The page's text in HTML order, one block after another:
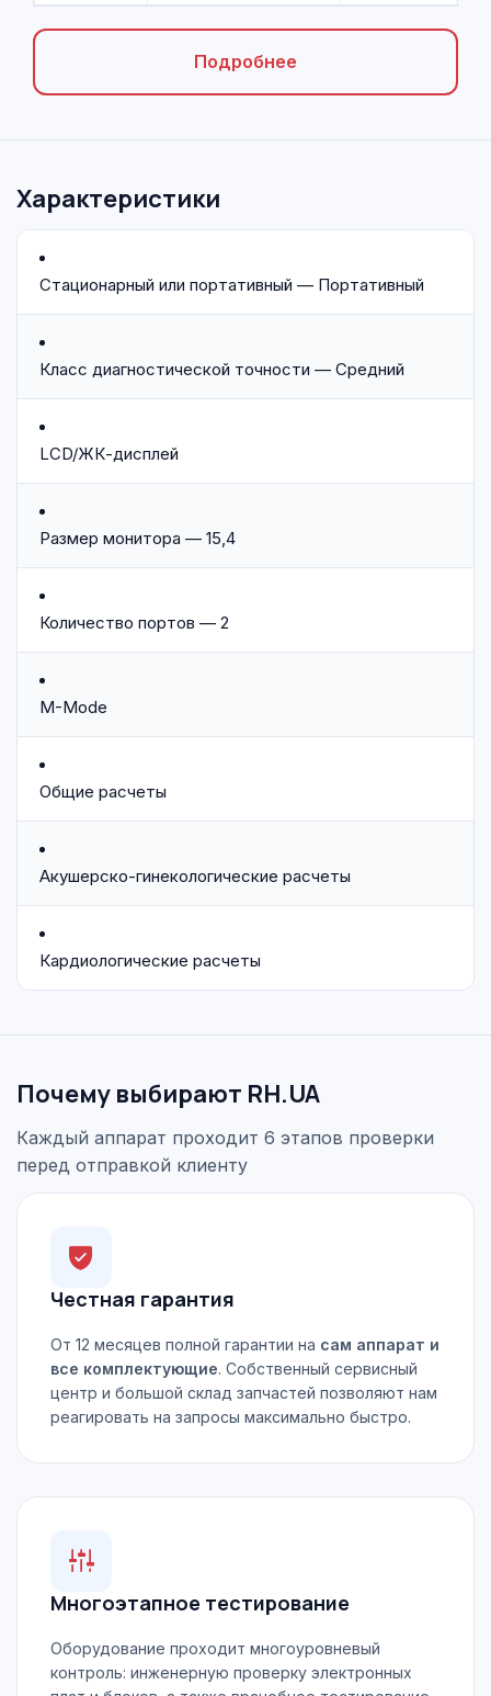
Подробнее
Характеристики
Стационарный или портативный — Портативный
Класс диагностической точности — Средний
LCD/ЖК-дисплей
Размер монитора — 15,4
Количество портов — 2
M-Mode
Общие расчеты
Акушерско-гинекологические расчеты
Кардиологические расчеты
Почему выбирают RH.UA
Каждый аппарат проходит 6 этапов проверки
перед отправкой клиенту
Честная гарантия
От 12 месяцев полной гарантии на сам аппарат и
все комплектующие. Собственный сервисный
центр и большой склад запчастей позволяют нам
реагировать на запросы максимально быстро.
Многоэтапное тестирование
Оборудование проходит многоуровневый
контроль: инженерную проверку электронных